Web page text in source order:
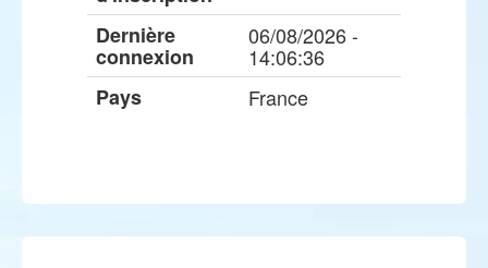
Dernière
connexion
06/08/2026 -
14:06:36
Pays
France